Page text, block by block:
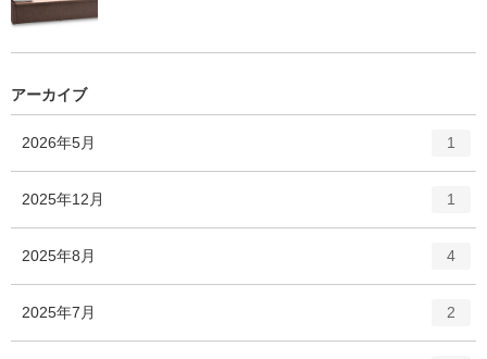
アーカイブ
2026年5月
リ
ー
1
2025年12月
ー
1
2025年8月
ー
4
2025年7月 2